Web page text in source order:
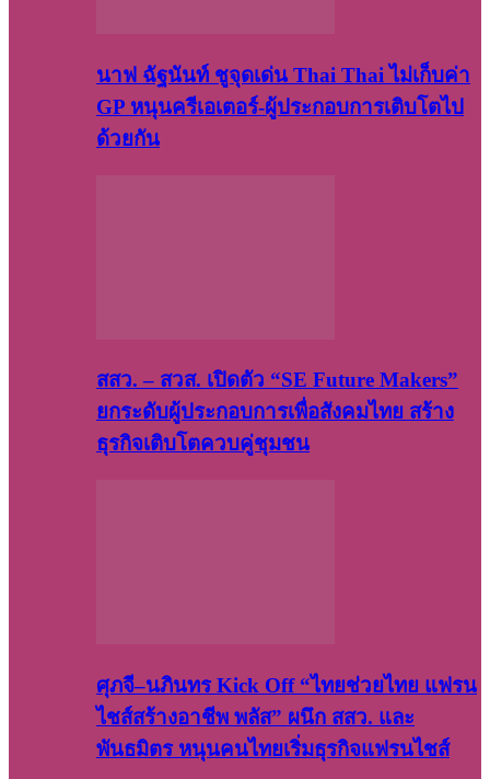
นาฟ ฉัฐนันท์ ชูจุดเด่น Thai Thai ไม่เก็บค่า
GP หนุนครีเอเตอร์-ผู้ประกอบการเติบโตไป
ด้วยกัน
สสว. – สวส. เปิดตัว “SE Future Makers”
ยกระดับผู้ประกอบการเพื่อสังคมไทย สร้าง
ธุรกิจเติบโตควบคู่ชุมชน
ศุภจี–นภินทร Kick Off “ไทยช่วยไทย แฟรน
ไชส์สร้างอาชีพ พลัส” ผนึก สสว. และ
พันธมิตร หนุนคนไทยเริ่มธุรกิจแฟรนไชส์